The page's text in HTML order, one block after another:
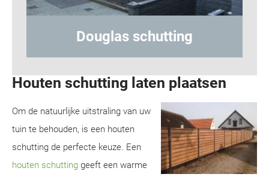
Hout-
Houten schutting laten plaatsen
Om de natuurlijke uitstraling van uw
tuin te behouden, is een houten
schutting de perfecte keuze. Een
houten schutting geeft een warme